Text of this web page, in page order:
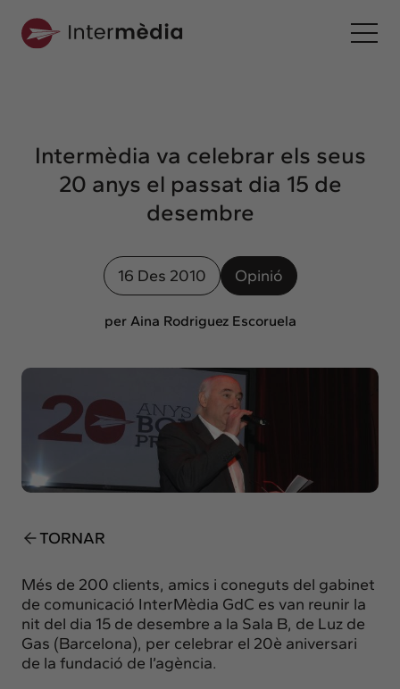
Interconnexió
Els nostres serveis
Intermèdia
Clients
Insights
Actualitat
Intercanvi
Contacte
info@intermedia.cat
Intermèdia va celebrar els seus
20 anys el passat dia 15 de
desembre
16 Des 2010 Opinió
per Aina Rodriguez Escoruela
TORNAR
Més de 200 clients, amics i coneguts del gabinet
de comunicació InterMèdia GdC es van reunir la
nit del dia 15 de desembre a la Sala B, de Luz de
Gas (Barcelona), per celebrar el 20è aniversari
de la fundació de l’agència.